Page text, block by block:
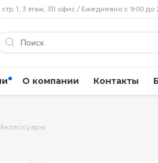
1, 3 этаж, 311 офис / Ежедневно с 9:00 до
О компании Контакты
Аксессуары